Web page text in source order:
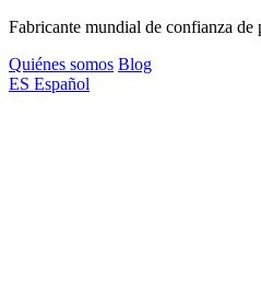
Fabricante mundial de confianza de
Quiénes somos Blog
ES Español